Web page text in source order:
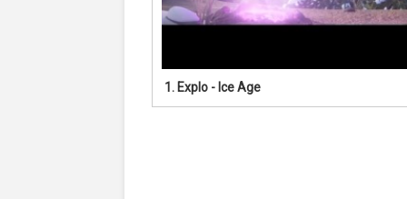
1. Explo - Ice Age